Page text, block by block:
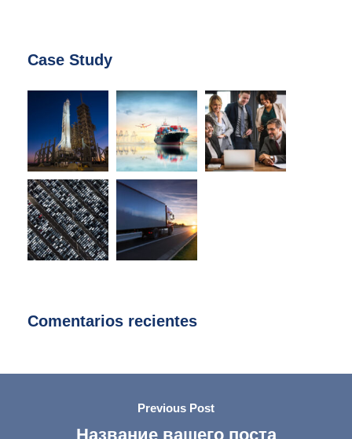
Case Study
Comentarios recientes
Previous Post
Название вашего поста